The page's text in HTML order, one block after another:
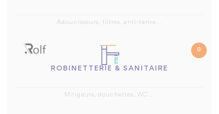
Adoucisseurs, filtres, anti-tartre...
0
ROBINETTERIE & SANITAIRE
Mitigeurs, douchettes, WC...